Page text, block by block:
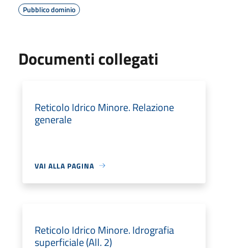
Pubblico dominio
Documenti collegati
Reticolo Idrico Minore. Relazione
generale
VAI ALLA PAGINA
Reticolo Idrico Minore. Idrografia
superficiale (All. 2)